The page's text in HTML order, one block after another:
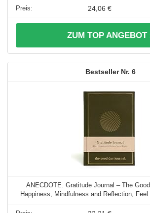
24,06 €
ZUM TOP ANGEBOT
6
ANECDOTE. Gratitude Journal – The
Happiness, Mindfulness and Reflection,